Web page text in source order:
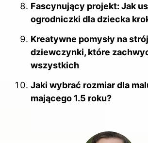
Fascynujący projekt: Jak
ogrodniczki dla dziecka
Kreatywne pomysły na
dziewczynki, które
wszystkich
Jaki wybrać rozmiar dla
mającego 1.5 roku?